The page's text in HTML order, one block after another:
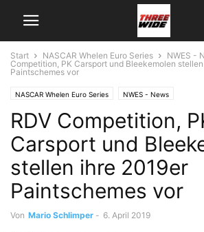
Start NASCAR Whelen Euro Series NWES -
Competition, PK Carsport und Bleekemolen
Paintschemes vor
NASCAR Whelen Euro Series NWES - News
RDV Competition,
Carsport und
stellen ihre 2019er
Paintschemes vor
Von Mario Schlimper - 6. April 2019